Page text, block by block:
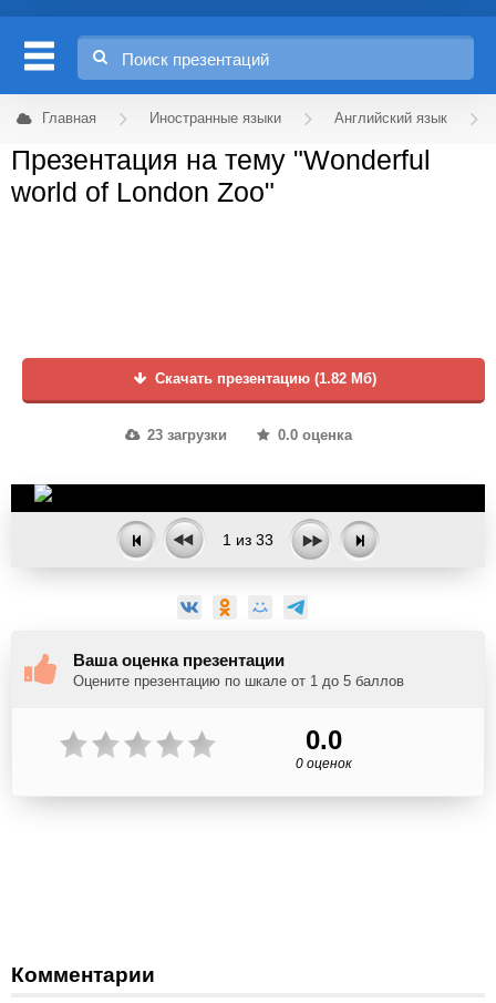
Главная Иностранные языки Английский язык
Презентация на тему "Wonderful
world of London Zoo"
Скачать презентацию (1.82 Мб)
23 загрузки 0.0 оценка
1 из 33
Ваша оценка презентации
Оцените презентацию по шкале от 1 до 5 баллов
0.0
0 оценок
Комментарии